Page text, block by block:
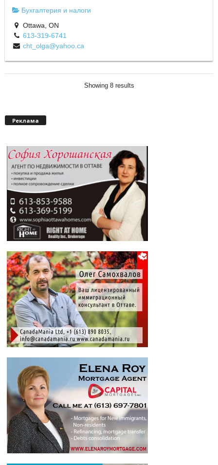
Бухгалтерия и налоги
Ottawa, ON
613-319-6741
cht_olga@yahoo.ca
Showing 8 results
Реклама